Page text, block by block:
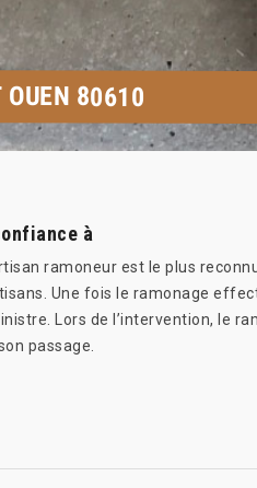
OUEN 80610
à
ramoneur est le plus
Une fois le ramonage
Lors de l’intervention, le
passage.